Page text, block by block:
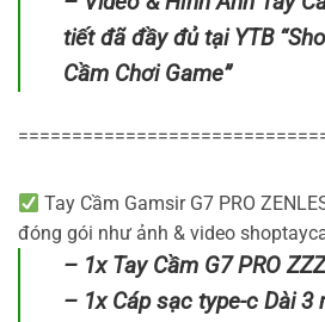
tiết đã đầy đủ tại YTB
Cầm Chơi Game”
Tay Cầm Gamsir G7 PRO
đóng gói như ảnh & video
– 1x Tay Cầm G7 PRO
– 1x Cáp sạc type-c Dài 3